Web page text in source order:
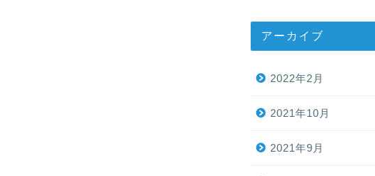
アーカイブ
2022年2月
2021年10月
2021年9月